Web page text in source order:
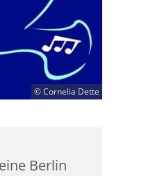
© Cornelia Dette
Berlin